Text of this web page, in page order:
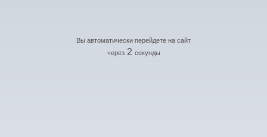
Вы автоматически перейдете на сайт
через 2 секунды